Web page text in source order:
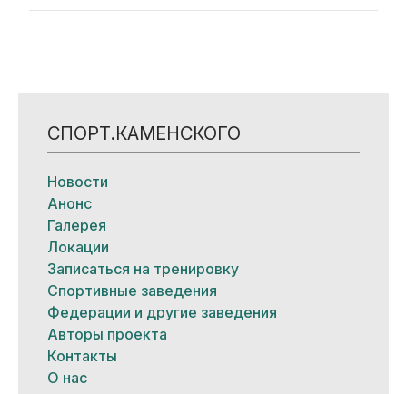
СПОРТ.КАМЕНСКОГО
Новости
Анонс
Галерея
Локации
Записаться на тренировку
Спортивные заведения
Федерации и другие заведения
Авторы проекта
Контакты
О нас